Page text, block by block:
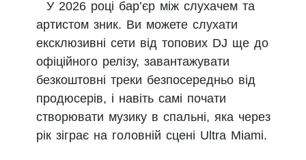
У 2026 році бар’єр між слухачем та
артистом зник. Ви можете слухати
ексклюзивні сети від топових DJ ще до
офіційного релізу, завантажувати
безкоштовні треки безпосередньо від
продюсерів, і навіть самі почати
створювати музику в спальні, яка через
рік зіграє на головній сцені Ultra Miami.